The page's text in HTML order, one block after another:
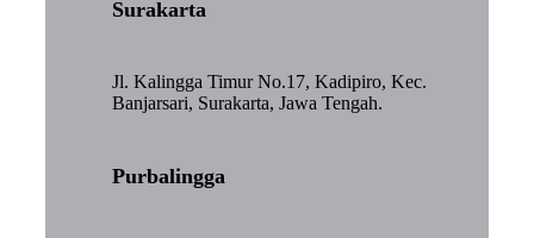
Surakarta
Jl. Kalingga Timur No.17, Kadipiro, Kec.
Banjarsari, Surakarta, Jawa Tengah.
Purbalingga